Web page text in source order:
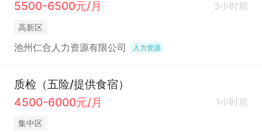
5500-6500元/月 3小时前
高新区
池州仁合人力资源有限公司 人力资源
质检（五险/提供食宿）
4500-6000元/月
1小时前
集中区